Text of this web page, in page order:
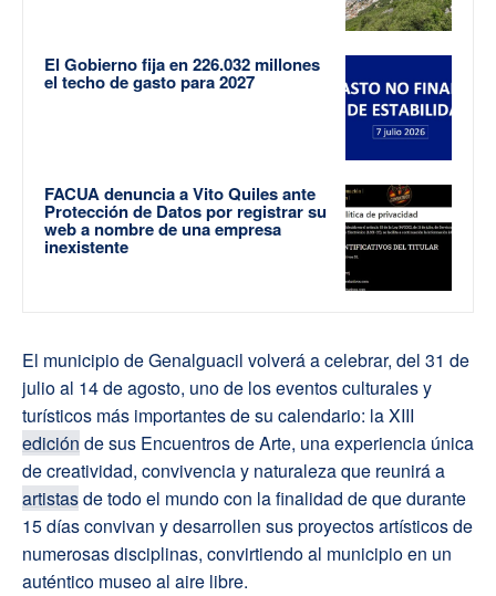
El Gobierno fija en 226.032 millones
el techo de gasto para 2027
FACUA denuncia a Vito Quiles ante
Protección de Datos por registrar su
web a nombre de una empresa
inexistente
El municipio de Genalguacil volverá a celebrar, del 31 de
julio al 14 de agosto, uno de los eventos culturales y
turísticos más importantes de su calendario: la XIII
edición de sus Encuentros de Arte, una experiencia única
de creatividad, convivencia y naturaleza que reunirá a
artistasde todo el mundo con la finalidad de que durante
15 días convivan y desarrollen sus proyectos artísticos de
numerosas disciplinas, convirtiendo al municipio en un
auténtico museo al aire libre.